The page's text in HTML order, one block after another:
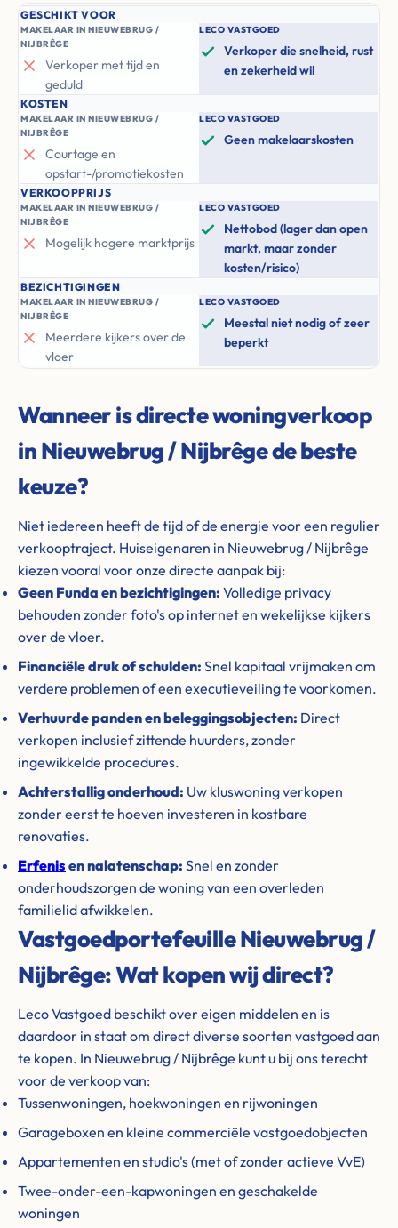
GESCHIKT VOOR
MAKELAAR IN NIEUWEBRUG /
NIJBRÊGE
Verkoper met tijd en
geduld
LECO VASTGOED
Verkoper die snelheid, rust
en zekerheid wil
KOSTEN
MAKELAAR IN NIEUWEBRUG /
NIJBRÊGE
Courtage en
opstart-/promotiekosten
LECO VASTGOED
Geen makelaarskosten
VERKOOPPRIJS
MAKELAAR IN NIEUWEBRUG /
NIJBRÊGE
Mogelijk hogere marktprijs
LECO VASTGOED
Nettobod (lager dan open
markt, maar zonder
kosten/risico)
BEZICHTIGINGEN
MAKELAAR IN NIEUWEBRUG /
NIJBRÊGE
Meerdere kijkers over de
vloer
LECO VASTGOED
Meestal niet nodig of zeer
beperkt
Wanneer is directe woningverkoop
in Nieuwebrug / Nijbrêge de beste
keuze?
Niet iedereen heeft de tijd of de energie voor een regulier
verkooptraject. Huiseigenaren in Nieuwebrug / Nijbrêge
kiezen vooral voor onze directe aanpak bij:
Geen Funda en bezichtigingen: Volledige privacy
behouden zonder foto's op internet en wekelijkse kijkers
over de vloer.
Financiële druk of schulden: Snel kapitaal vrijmaken om
verdere problemen of een executieveiling te voorkomen.
Verhuurde panden en beleggingsobjecten: Direct
verkopen inclusief zittende huurders, zonder
ingewikkelde procedures.
Achterstallig onderhoud: Uw kluswoning verkopen
zonder eerst te hoeven investeren in kostbare
renovaties.
Erfenisen nalatenschap: Snel en zonder
onderhoudszorgen de woning van een overleden
familielid afwikkelen.
Vastgoedportefeuille Nieuwebrug /
Nijbrêge: Wat kopen wij direct?
Leco Vastgoed beschikt over eigen middelen en is
daardoor in staat om direct diverse soorten vastgoed aan
te kopen. In Nieuwebrug / Nijbrêge kunt u bij ons terecht
voor de verkoop van:
Tussenwoningen, hoekwoningen en rijwoningen
Garageboxen en kleine commerciële vastgoedobjecten
Appartementen en studio's (met of zonder actieve VvE)
Twee-onder-een-kapwoningen en geschakelde
woningen